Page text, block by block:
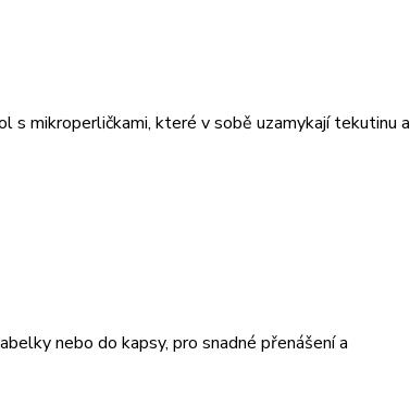
s mikroperličkami, které v sobě uzamykají tekutinu a
nebo do kapsy, pro snadné přenášení a